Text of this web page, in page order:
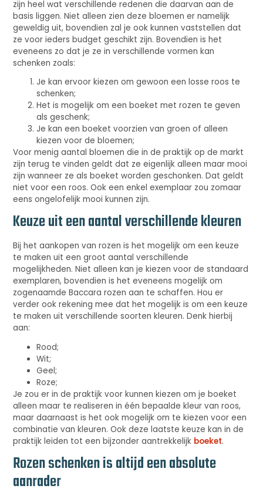
zijn heel wat verschillende redenen die daarvan aan de
basis liggen. Niet alleen zien deze bloemen er namelijk
geweldig uit, bovendien zal je ook kunnen vaststellen dat
ze voor ieders budget geschikt zijn. Bovendien is het
eveneens zo dat je ze in verschillende vormen kan
schenken zoals:
Je kan ervoor kiezen om gewoon een losse roos te
schenken;
Het is mogelijk om een boeket met rozen te geven
als geschenk;
Je kan een boeket voorzien van groen of alleen
kiezen voor de bloemen;
Voor menig aantal bloemen die in de praktijk op de markt
zijn terug te vinden geldt dat ze eigenlijk alleen maar mooi
zijn wanneer ze als boeket worden geschonken. Dat geldt
niet voor een roos. Ook een enkel exemplaar zou zomaar
eens ongelofelijk mooi kunnen zijn.
Keuze uit een aantal verschillende kleuren
Bij het aankopen van rozen is het mogelijk om een keuze
te maken uit een groot aantal verschillende
mogelijkheden. Niet alleen kan je kiezen voor de standaard
exemplaren, bovendien is het eveneens mogelijk om
zogenaamde Baccara rozen aan te schaffen. Hou er
verder ook rekening mee dat het mogelijk is om een keuze
te maken uit verschillende soorten kleuren. Denk hierbij
aan:
Rood;
Wit;
Geel;
Roze;
Je zou er in de praktijk voor kunnen kiezen om je boeket
alleen maar te realiseren in één bepaalde kleur van roos,
maar daarnaast is het ook mogelijk om te kiezen voor een
combinatie van kleuren. Ook deze laatste keuze kan in de
praktijk leiden tot een bijzonder aantrekkelijk boeket.
Rozen schenken is altijd een absolute
aanrader